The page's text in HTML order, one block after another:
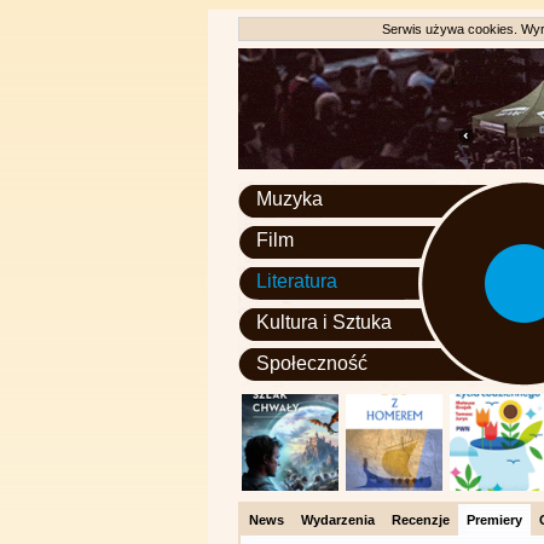
Serwis używa cookies.
Muzyka
Film
Literatura
Kultura i Sztuka
Społeczność
News Wydarzenia Recenzje Premiery